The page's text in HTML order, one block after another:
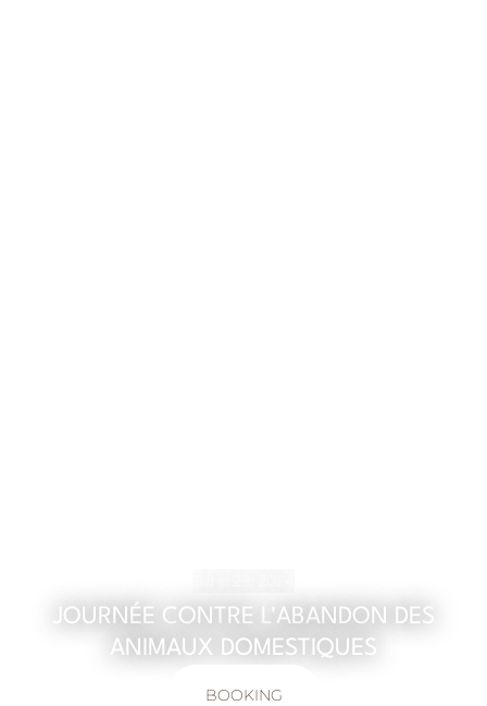
JOURNÉE CONTRE L'ABANDON DES
ANIMAUX DOMESTIQUES
BOOKING